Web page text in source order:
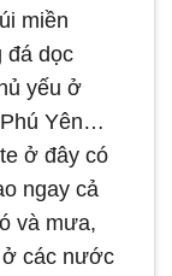
miền
đá dọc
yếu ở
Yên…
ở đây có
ngay cả
và mưa,
các nước